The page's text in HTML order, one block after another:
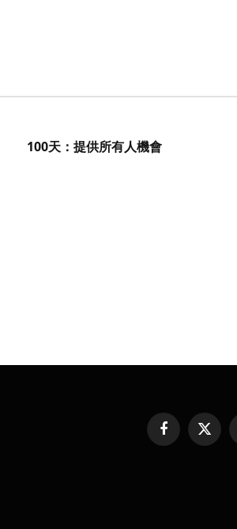
100天：提供所有人機會
FacebookX
(Twitter)